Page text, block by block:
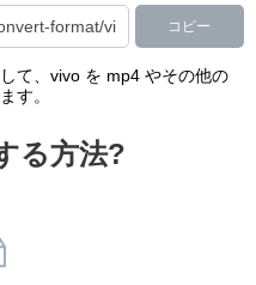
コピー
て、vivo を mp4 やその他の
す。
る方法?